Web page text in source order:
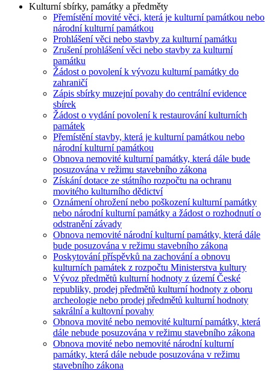
Kulturní sbírky, památky a předměty
Přemístění movité věci, která je kulturní památkou nebo
národní kulturní památkou
Prohlášení věci nebo stavby za kulturní památku
Zrušení prohlášení věci nebo stavby za kulturní
památku
Žádost o povolení k vývozu kulturní památky do
zahraničí
Zápis sbírky muzejní povahy do centrální evidence
sbírek
Žádost o vydání povolení k restaurování kulturních
památek
Přemístění stavby, která je kulturní památkou nebo
národní kulturní památkou
Obnova nemovité kulturní památky, která dále bude
posuzována v režimu stavebního zákona
Získání dotace ze státního rozpočtu na ochranu
movitého kulturního dědictví
Oznámení ohrožení nebo poškození kulturní památky
nebo národní kulturní památky a žádost o rozhodnutí o
odstranění závady
Obnova nemovité národní kulturní památky, která dále
bude posuzována v režimu stavebního zákona
Poskytování příspěvků na zachování a obnovu
kulturních památek z rozpočtu Ministerstva kultury
Vývoz předmětů kulturní hodnoty z území České
republiky, prodej předmětů kulturní hodnoty z oboru
archeologie nebo prodej předmětů kulturní hodnoty
sakrální a kultovní povahy
Obnova movité nebo nemovité kulturní památky, která
dále nebude posuzována v režimu stavebního zákona
Obnova movité nebo nemovité národní kulturní
památky, která dále nebude posuzována v režimu
stavebního zákona